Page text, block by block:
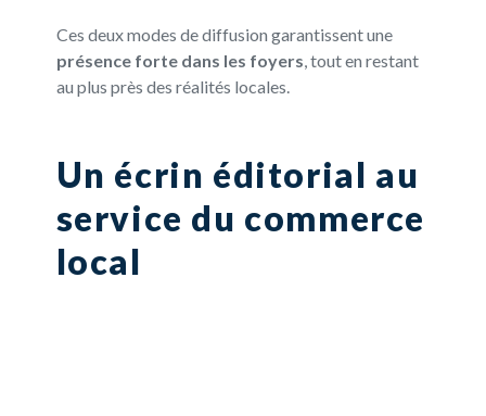
Ces deux modes de diffusion garantissent une
présence forte dans les foyers , tout en restant
au plus près des réalités locales.
Un écrin éditorial au
service du commerce
local